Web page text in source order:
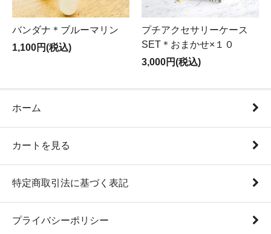
バンダナ＊ブルーマリン
1,100円(税込)
プチアクセサリーケース
SET＊おまかせ×１０
3,000円(税込)
ホーム
カートを見る
特定商取引法に基づく表記
プライバシーポリシー